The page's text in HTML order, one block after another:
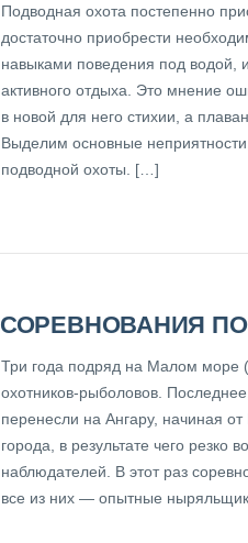
Подводная охота постепенно
достаточно приобрести
навыками поведения под
активного отдыха. Это мнение
в новой для него стихии, а
Выделим основные
подводной охоты. […]
СОРЕВНОВАНИЯ
Три года подряд на Малом море
охотников-рыболовов.
перенесли на Ангару, начиная
города, в результате чего резко
наблюдателей. В этот раз
все из них — опытные